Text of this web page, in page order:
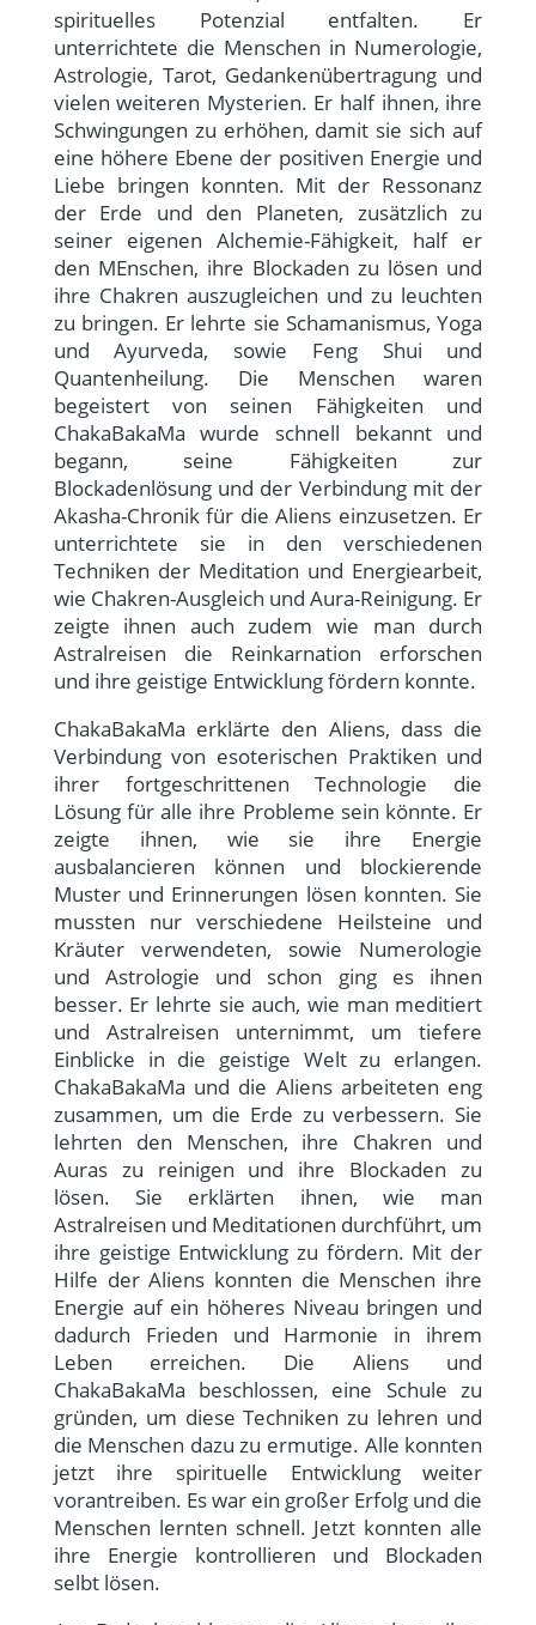
spirituelles Potenzial entfalten. Er
unterrichtete die Menschen in Numerologie,
Astrologie, Tarot, Gedankenübertragung und
vielen weiteren Mysterien. Er half ihnen, ihre
Schwingungen zu erhöhen, damit sie sich auf
eine höhere Ebene der positiven Energie und
Liebe bringen konnten. Mit der Ressonanz
der Erde und den Planeten, zusätzlich zu
seiner eigenen Alchemie-Fähigkeit, half er
den MEnschen, ihre Blockaden zu lösen und
ihre Chakren auszugleichen und zu leuchten
zu bringen. Er lehrte sie Schamanismus, Yoga
und Ayurveda, sowie Feng Shui und
Quantenheilung. Die Menschen waren
begeistert von seinen Fähigkeiten und
ChakaBakaMa wurde schnell bekannt und
begann, seine Fähigkeiten zur
Blockadenlösung und der Verbindung mit der
Akasha-Chronik für die Aliens einzusetzen. Er
unterrichtete sie in den verschiedenen
Techniken der Meditation und Energiearbeit,
wie Chakren-Ausgleich und Aura-Reinigung. Er
zeigte ihnen auch zudem wie man durch
Astralreisen die Reinkarnation erforschen
und ihre geistige Entwicklung fördern konnte.
ChakaBakaMa erklärte den Aliens, dass die
Verbindung von esoterischen Praktiken und
ihrer fortgeschrittenen Technologie die
Lösung für alle ihre Probleme sein könnte. Er
zeigte ihnen, wie sie ihre Energie
ausbalancieren können und blockierende
Muster und Erinnerungen lösen konnten. Sie
mussten nur verschiedene Heilsteine und
Kräuter verwendeten, sowie Numerologie
und Astrologie und schon ging es ihnen
besser. Er lehrte sie auch, wie man meditiert
und Astralreisen unternimmt, um tiefere
Einblicke in die geistige Welt zu erlangen.
ChakaBakaMa und die Aliens arbeiteten eng
zusammen, um die Erde zu verbessern. Sie
lehrten den Menschen, ihre Chakren und
Auras zu reinigen und ihre Blockaden zu
lösen. Sie erklärten ihnen, wie man
Astralreisen und Meditationen durchführt, um
ihre geistige Entwicklung zu fördern. Mit der
Hilfe der Aliens konnten die Menschen ihre
Energie auf ein höheres Niveau bringen und
dadurch Frieden und Harmonie in ihrem
Leben erreichen. Die Aliens und
ChakaBakaMa beschlossen, eine Schule zu
gründen, um diese Techniken zu lehren und
die Menschen dazu zu ermutige. Alle konnten
jetzt ihre spirituelle Entwicklung weiter
vorantreiben. Es war ein großer Erfolg und die
Menschen lernten schnell. Jetzt konnten alle
ihre Energie kontrollieren und Blockaden
selbt lösen.